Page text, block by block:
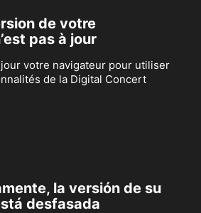
de votre
pas à jour
votre navigateur pour utiliser
de la Digital Concert
la versión de su
desfasada